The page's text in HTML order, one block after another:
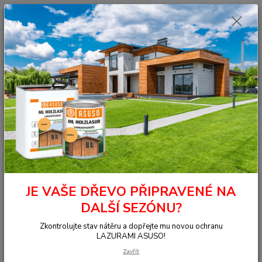
Menu
Hledat
+420 377 441 961 0ks
za 0,00 Kč
Úvod TERASY Terasy THERMO Thermo borovice Clip 26x118x3000
Thermo borovice Clip
26x118x3000
JE VAŠE DŘEVO PŘIPRAVENÉ NA
DALŠÍ SEZÓNU?
Zkontrolujte stav nátěru a dopřejte mu novou ochranu
LAZURAMI ASUSO!
Zavřít